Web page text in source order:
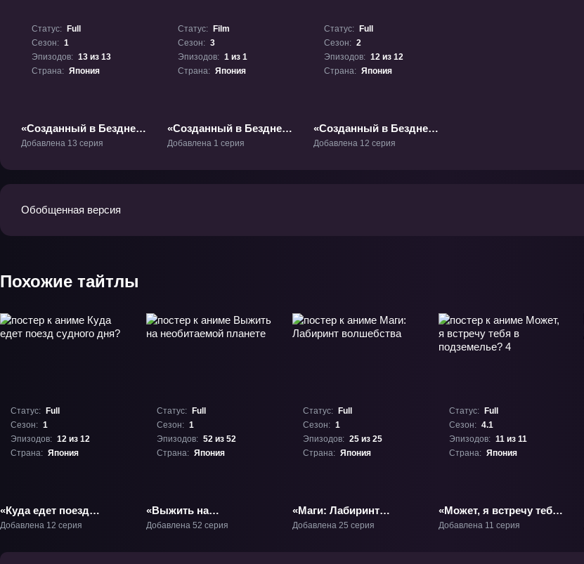
Статус:
Full
Сезон: 1
Эпизодов: 13 из 13
Страна: Япония
«Созданный в Бездне»
ТВ-1
Добавлена 13 серия
Статус:
Film
Сезон: 3
Эпизодов: 1 из 1
Страна: Япония
«Созданный в Бездне:
Рассвет глубокой
Добавлена 1 серия
Статус:
Full
Сезон: 2
Эпизодов: 12 из 12
Страна: Япония
«Созданный в Бездне
2: Солнце,
Добавлена 12 серия
Обобщенная версия
Похожие тайтлы
Статус:
Full
Сезон: 1
Эпизодов: 12 из 12
Страна: Япония
«Куда едет поезд
судного дня?» ТВ-1
Добавлена 12 серия
Статус:
Full
Сезон: 1
Эпизодов: 52 из 52
Страна: Япония
«Выжить на
необитаемой планете»
Добавлена 52 серия
Статус:
Full
Сезон: 1
Эпизодов: 25 из 25
Страна: Япония
«Маги: Лабиринт
волшебства» ТВ-1
Добавлена 25 серия
Статус:
Full
Сезон: 4.1
Эпизодов: 11 из 11
Страна: Япония
«Может, я встречу тебя
в подземелье? 4»
Добавлена 11 серия